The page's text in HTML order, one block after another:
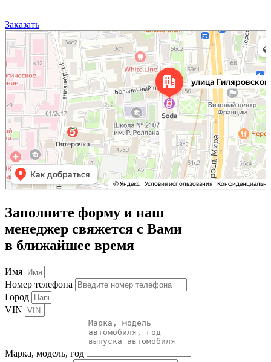
Заказать
Москва
Улица Гиляровского, 50 на карте Москвы, ближайшее метро Проспект Мира —
Яндекс Карты
Заполните форму и наш
менеджер свяжется с Вами
в ближайшее время
Имя
Номер телефона
Город
VIN
Марка, модель, год